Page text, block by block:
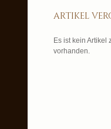
artikel
Es ist kein Artikel
vorhanden.